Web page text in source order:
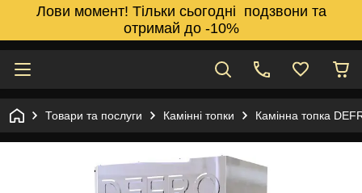
Лови момент! Тільки сьогодні подзвони та
отримай до -10%
Товари та послуги Камінні топки Камінна топка